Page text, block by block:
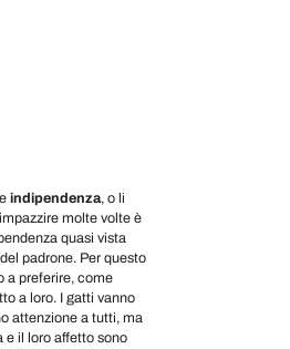
e indipendenza, o li
molte volte è
quasi vista
padrone. Per questo
a preferire, come
a loro. I gatti vanno
attenzione a tutti, ma
e il loro affetto sono